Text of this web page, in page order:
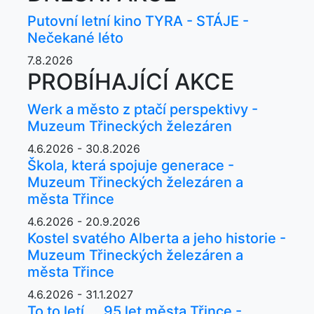
Putovní letní kino TYRA - STÁJE -
Nečekané léto
7.8.2026
PROBÍHAJÍCÍ AKCE
Werk a město z ptačí perspektivy -
Muzeum Třineckých železáren
4.6.2026 - 30.8.2026
Škola, která spojuje generace -
Muzeum Třineckých železáren a
města Třince
4.6.2026 - 20.9.2026
Kostel svatého Alberta a jeho historie -
Muzeum Třineckých železáren a
města Třince
4.6.2026 - 31.1.2027